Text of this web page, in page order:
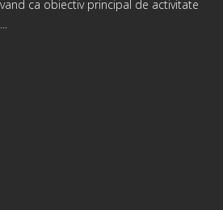
ca obiectiv principal de activitate